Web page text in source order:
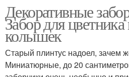
Декоративные
Забор для
колышек
Старый плинтус надоел, зачем
Миниатюрные, до 20